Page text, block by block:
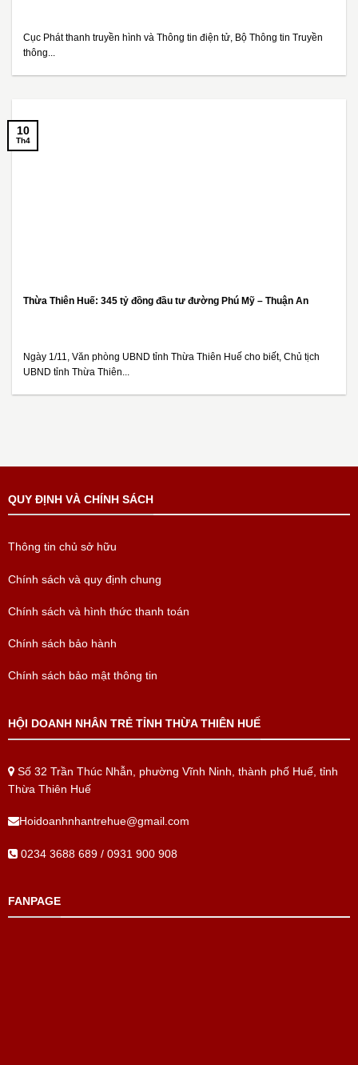
Cục Phát thanh truyền hình và Thông tin điện tử, Bộ Thông tin Truyền
thông...
Thừa Thiên Huế: 345 tỷ đồng đầu tư đường Phú Mỹ – Thuận An
Ngày 1/11, Văn phòng UBND tỉnh Thừa Thiên Huế cho biết, Chủ tịch
UBND tỉnh Thừa Thiên...
10
Th4
QUY ĐỊNH VÀ CHÍNH SÁCH
Thông tin chủ sở hữu
Chính sách và quy định chung
Chính sách và hình thức thanh toán
Chính sách bảo hành
Chính sách bảo mật thông tin
HỘI DOANH NHÂN TRẺ TỈNH THỪA THIÊN HUẾ
Số 32 Trần Thúc Nhẫn, phường Vĩnh Ninh, thành phố Huế, tỉnh
Thừa Thiên Huế
Hoidoanhnhantrehue@gmail.com
0234 3688 689 / 0931 900 908
FANPAGE